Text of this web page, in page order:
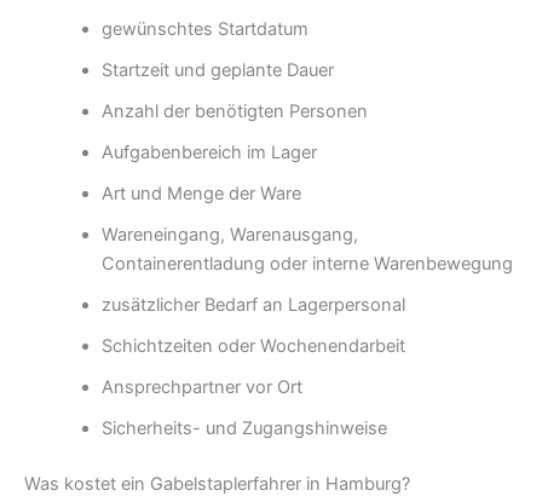
gewünschtes Startdatum
Startzeit und geplante Dauer
Anzahl der benötigten Personen
Aufgabenbereich im Lager
Art und Menge der Ware
Wareneingang, Warenausgang,
Containerentladung oder interne Warenbewegung
zusätzlicher Bedarf an Lagerpersonal
Schichtzeiten oder Wochenendarbeit
Ansprechpartner vor Ort
Sicherheits- und Zugangshinweise
Was kostet ein Gabelstaplerfahrer in Hamburg?